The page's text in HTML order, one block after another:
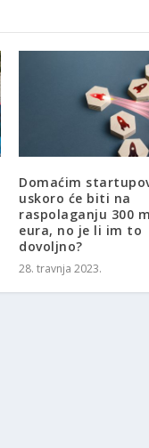
Domaćim
uskoro će biti na
raspolaganju 300
eura, no je li im to
dovoljno?
28. travnja 2023.